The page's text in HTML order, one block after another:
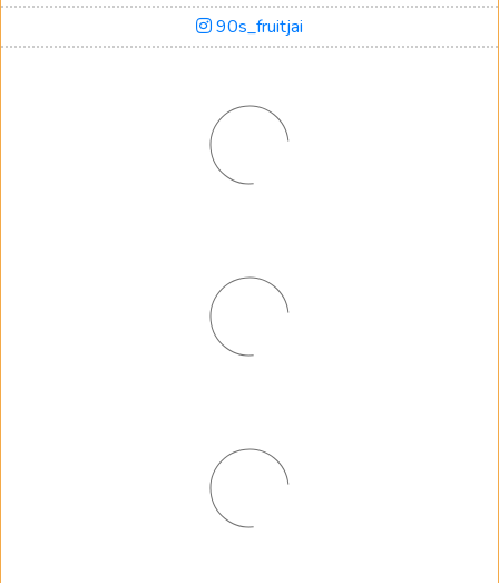
90s_fruitjai